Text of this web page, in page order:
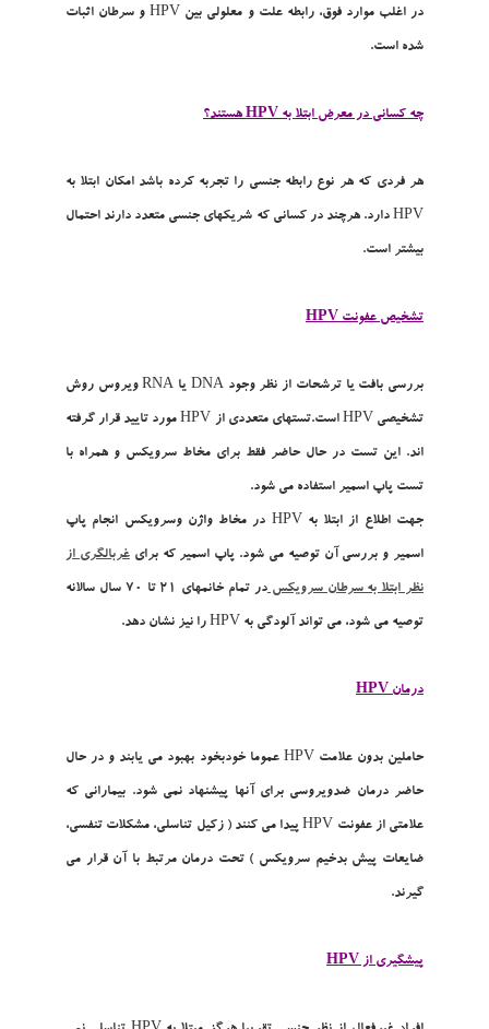
در اغلب موارد فوق، رابطه علت و معلولي بين HPV و سرطان اثبات
شده است.
چه کساني در معرض ابتلا به HPV هستند؟
هر فردي که هر نوع رابطه جنسي را تجربه کرده باشد امکان ابتلا به
HPV دارد. هرچند در کساني که شريکهاي جنسي متعدد دارند احتمال
بيشتر است.
تشخيص عفونت HPV
بررسي بافت يا ترشحات از نظر وجود DNA يا RNA ويروس روش
تشخيصي HPV است.تستهاي متعددي از HPV مورد تاييد قرار گرفته
اند. اين تست در حال حاضر فقط براي مخاط سرويکس و همراه با
تست پاپ اسمير استفاده مي شود.
جهت اطلاع از ابتلا به HPV در مخاط واژن وسرويکس انجام پاپ
اسمير و بررسي آن توصيه مي شود. پاپ اسمير که برايغربالگري از
نظر ابتلا به سرطان سرويکس در تمام خانمهاي 21 تا 70 سال سالانه
توصيه مي شود، مي تواند آلودگي به HPV را نيز نشان دهد.
درمان HPV
حاملين بدون علامت HPV عموما خودبخود بهبود مي يابند و در حال
حاضر درمان ضدويروسي براي آنها پيشنهاد نمي شود. بيماراني که
علامتي از عفونت HPV پيدا مي کنند ( زکيل تناسلي، مشکلات تنفسي،
ضايعات پيش بدخيم سرويکس ) تحت درمان مرتبط با آن قرار مي
گيرند.
پيشگيري از HPV